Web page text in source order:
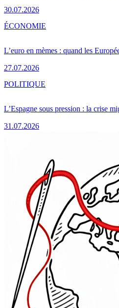
30.07.2026
L’euro en mèmes : quand les
27.07.2026
ÉCONOMIE
L’Espagne sous pression : la crise
31.07.2026
POLITIQUE